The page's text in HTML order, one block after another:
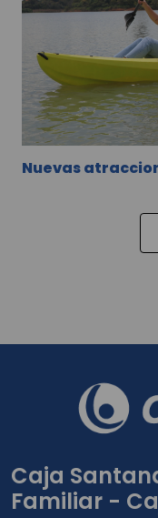
Nuevas
Caja
Familiar -